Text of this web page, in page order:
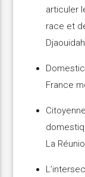
articuler
race et
France
La